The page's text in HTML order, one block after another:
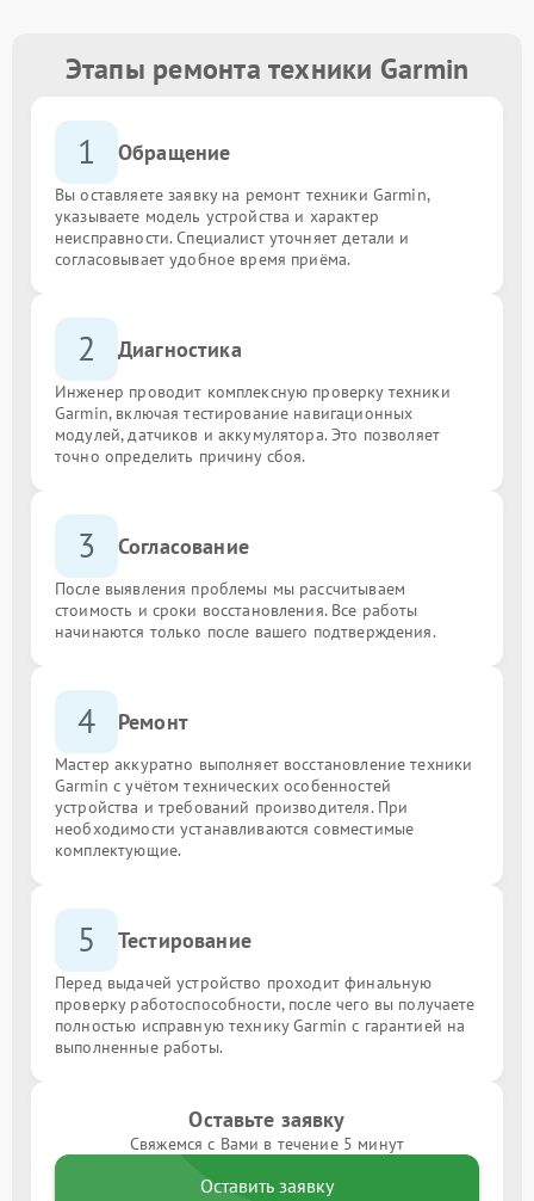
Этапы ремонта техники Garmin
1 Обращение
Вы оставляете заявку на ремонт техники Garmin,
указываете модель устройства и характер
неисправности. Специалист уточняет детали и
согласовывает удобное время приёма.
2 Диагностика
Инженер проводит комплексную проверку техники
Garmin, включая тестирование навигационных
модулей, датчиков и аккумулятора. Это позволяет
точно определить причину сбоя.
3 Согласование
После выявления проблемы мы рассчитываем
стоимость и сроки восстановления. Все работы
начинаются только после вашего подтверждения.
4 Ремонт
Мастер аккуратно выполняет восстановление техники
Garmin с учётом технических особенностей
устройства и требований производителя. При
необходимости устанавливаются совместимые
комплектующие.
5 Тестирование
Перед выдачей устройство проходит финальную
проверку работоспособности, после чего вы получаете
полностью исправную технику Garmin с гарантией на
выполненные работы.
Оставьте заявку
Свяжемся с Вами в течение 5 минут
Оставить заявку